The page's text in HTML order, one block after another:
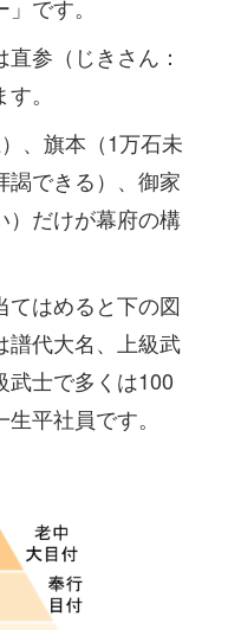
です。
参（じきさん：
。
、旗本（1万石未
謁できる）、御家
）だけが幕府の構
はめると下の図
譜代大名、上級武
武士で多くは100
平社員です。